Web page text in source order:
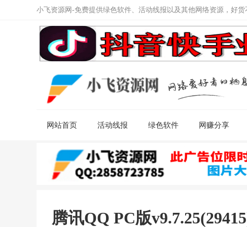
小飞资源网-免费提供绿色软件、活动线报以及其他网络资源，好
网站首页 活动线报 绿色软件 网赚分享
腾讯QQ PC版